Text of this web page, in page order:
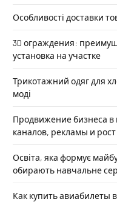
Особливості доставки
3D ограждения:
установка на участке
Трикотажний одяг для
моді
Продвижение бизнеса
каналов, рекламы и
Освіта, яка формує
обирають навчальне
Как купить авиабилеты